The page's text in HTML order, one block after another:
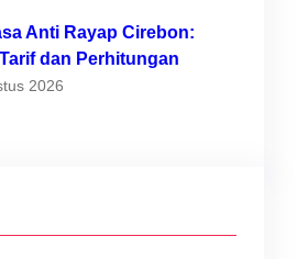
Anti Rayap Cirebon:
dan Perhitungan
2026